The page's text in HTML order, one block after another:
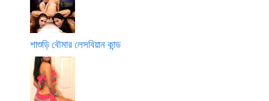
শাশুড়ি বৌমার লেসবিয়ান কান্ড